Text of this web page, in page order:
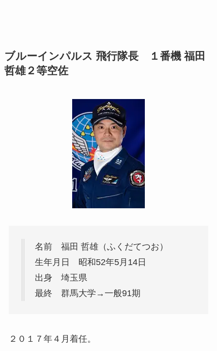
ブルーインパルス 飛行隊長 １番機 福田
哲雄２等空佐
名前 福田 哲雄（ふくだてつお）
生年月日 昭和52年5月14日
出身 埼玉県
最終 群馬大学→一般91期
２０１７年４月着任。